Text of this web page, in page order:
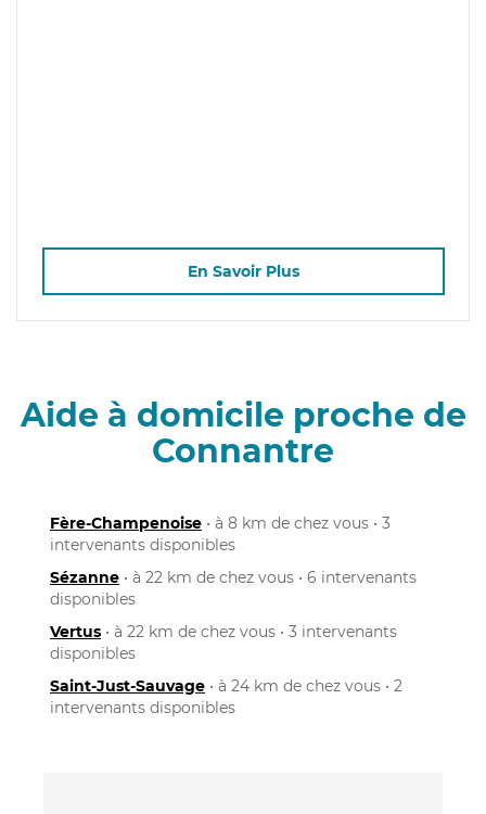
En Savoir Plus
Aide à domicile proche de
Connantre
Fère-Champenoise • à 8 km de chez vous • 3
intervenants disponibles
Sézanne • à 22 km de chez vous • 6 intervenants
disponibles
Vertus • à 22 km de chez vous • 3 intervenants
disponibles
Saint-Just-Sauvage • à 24 km de chez vous • 2
intervenants disponibles